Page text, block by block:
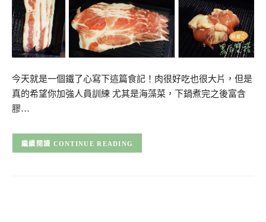
今天就是一個鐵了心寫下這篇食記！肉很好吃也很大片，但是
真的希望你加強人員訓練 尤其是海藻菜，下鍋煮完之後富含
膠…
CONTINUE READING